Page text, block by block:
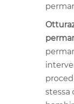
stessa